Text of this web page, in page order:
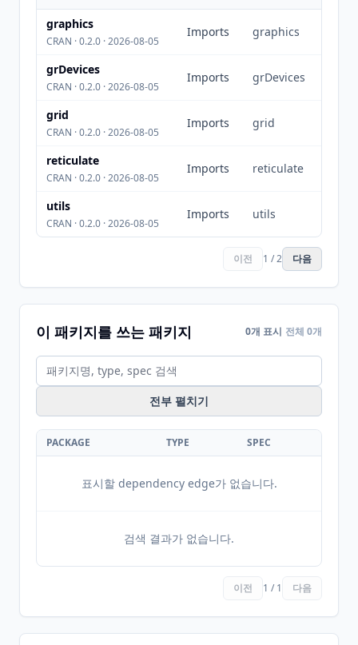
graphics
CRAN · 0.2.0 · 2026-08-05
Imports graphics
grDevices
CRAN · 0.2.0 · 2026-08-05
Imports grDevices
grid
CRAN · 0.2.0 · 2026-08-05
Imports grid
reticulate
CRAN · 0.2.0 · 2026-08-05
Imports reticulate
utils
CRAN · 0.2.0 · 2026-08-05
Imports utils
이전 1 / 2 다음
이 패키지를 쓰는 패키지 0개 표시 전체 0개
전부 펼치기
PACKAGE TYPE SPEC
표시할 dependency edge가 없습니다.
검색 결과가 없습니다.
이전 1 / 1 다음